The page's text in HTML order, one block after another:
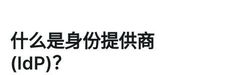
什么是身份提供商
(IdP)？